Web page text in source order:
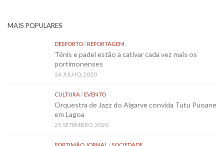
MAIS POPULARES
DESPORTO/REPORTAGEM
Ténis e padel estão a cativar cada vez mais os
portimonenses
24 JULHO, 2020
CULTURA/EVENTO
Orquestra de Jazz do Algarve convida Tutu Puoane
em Lagoa
25 SETEMBRO, 2020
PORTIMÃO JORNAL / SOCIEDADE